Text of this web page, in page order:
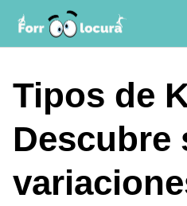
contenido
Tipos de
Descubre